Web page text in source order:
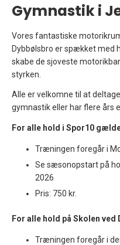
Gymnastik i
Vores fantastiske
Dybbølsbro er spækket med
skabe de sjoveste
styrken.
Alle er velkomne til at
gymnastik eller har flere års
For alle hold i Spor10
Træningen foregår i
Se sæsonopstart på
2026
Pris: 750 kr.
For alle hold på Skolen
Træningen foregår i